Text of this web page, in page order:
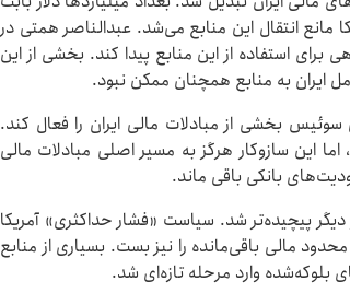
مانع انتقال این منابع می‌شد. عبدالناصر همتی در
برای استفاده از این منابع پیدا کند. بخشی از این
ایران به منابع همچنان ممکن نبود.
بخشی از مبادلات مالی ایران را فعال کند.
این سازوکار هرگز به مسیر اصلی مبادلات مالی
بانکی باقی ماند.
از برجام در سال ۲۰۱۸، شرایط بار دیگر پیچیده‌تر شد. سیاست «فشار حداکثری» آمریکا
مالی باقی‌مانده را نیز بست. بسیاری از منابع
بلوکه‌شده وارد مرحله تازه‌ای شد.